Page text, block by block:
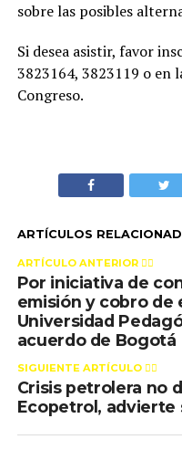
sobre las posibles
Si desea asistir, favor
3823164, 3823119 o en
Congreso.
ARTÍCULOS
ARTÍCULO ANTERIOR 👉🏻
Por iniciativa de
emisión y cobro de
Universidad
acuerdo de Bogotá
SIGUIENTE ARTÍCULO 👈🏻
Crisis petrolera no
Ecopetrol, advierte